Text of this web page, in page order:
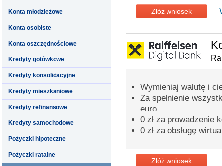
Konta młodzieżowe
Konta osobiste
Konta oszczędnościowe
Kredyty gotówkowe
Kredyty konsolidacyjne
Kredyty mieszkaniowe
Kredyty refinansowe
Kredyty samochodowe
Pożyczki hipoteczne
Pożyczki ratalne
Złóż wniosek
Wymieniaj walutę i
Za spełnienie
euro
0 zł za prowadzenie
0 zł za obsługę
Złóż wniosek